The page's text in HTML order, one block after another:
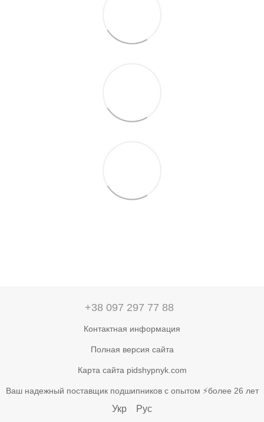
+38 097 297 77 88
Контактная информация
Полная версия сайта
Карта сайта pidshypnyk.com
Ваш надежный поставщик подшипников с опытом ⚡более 26 лет
Укр Рус